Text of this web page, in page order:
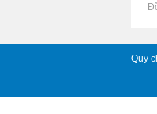
Rao vặt tại
Quy